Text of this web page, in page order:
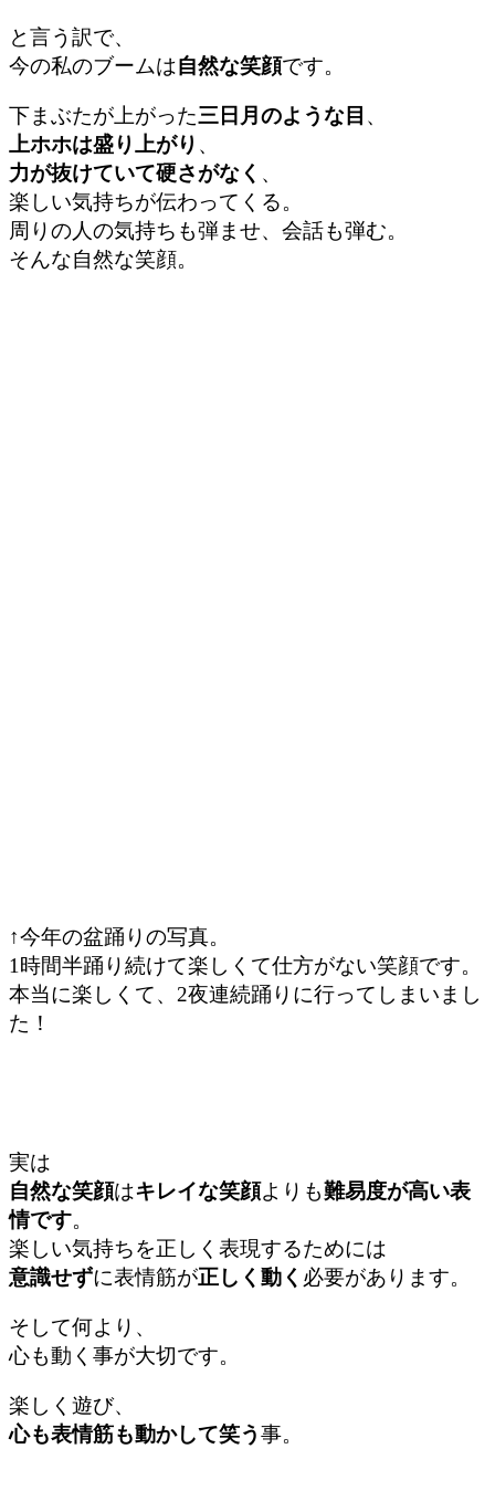
と言う訳で、
今の私のブームは自然な笑顔です。
下まぶたが上がった三日月のような目 、
上ホホは盛り上がり 、
力が抜けていて硬さがなく 、
楽しい気持ちが伝わってくる。
周りの人の気持ちも弾ませ、会話も弾む。
そんな自然な笑顔。
↑今年の盆踊りの写真。
1時間半踊り続けて楽しくて仕方がない笑顔です。
本当に楽しくて、2夜連続踊りに行ってしまいまし
た！
実は
自然な笑顔はキレイな笑顔よりも難易度が高い表
情です。
楽しい気持ちを正しく表現するためには
意識せずに表情筋が正しく動く 必要があります。
そして何より、
心も動く事が大切です。
楽しく遊び、
心も表情筋も動かして笑う事。